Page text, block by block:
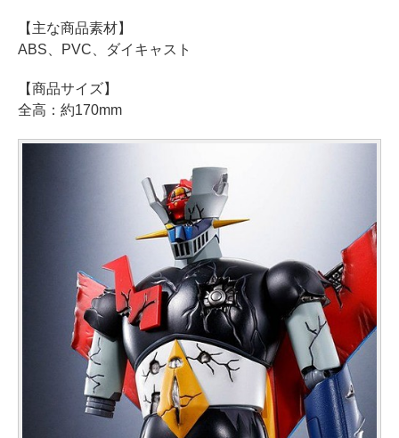
【主な商品素材】
ABS、PVC、ダイキャスト
【商品サイズ】
全高：約170mm